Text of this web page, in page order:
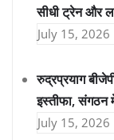
सीधी ट्रेन और
July 15, 2026
रुद्रप्रयाग
इस्तीफा, संगठन
July 15, 2026